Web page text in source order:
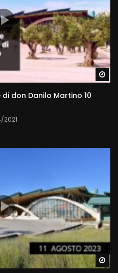
don Danilo Martino 10
2021